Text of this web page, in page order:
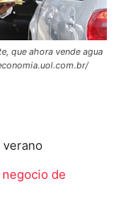
que ahora vende agua
de